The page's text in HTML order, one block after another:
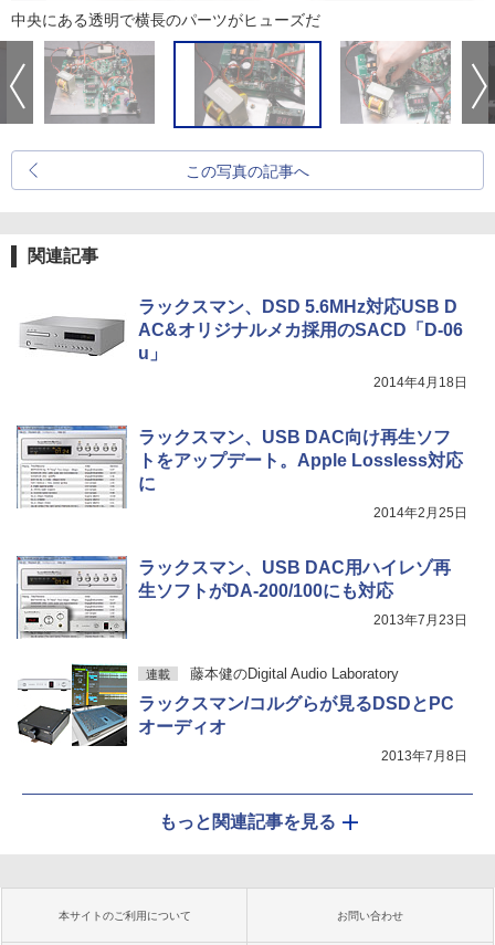
中央にある透明で横長のパーツがヒューズだ
この写真の記事へ
関連記事
ラックスマン、DSD 5.6MHz対応USB D
AC&オリジナルメカ採用のSACD「D-06
u」
2014年4月18日
ラックスマン、USB DAC向け再生ソフ
トをアップデート。Apple Lossless対応
に
2014年2月25日
ラックスマン、USB DAC用ハイレゾ再
生ソフトがDA-200/100にも対応
2013年7月23日
連載 藤本健のDigital Audio Laboratory
ラックスマン/コルグらが見るDSDとPC
オーディオ
2013年7月8日
もっと関連記事を見る
本サイトのご利用について お問い合わせ